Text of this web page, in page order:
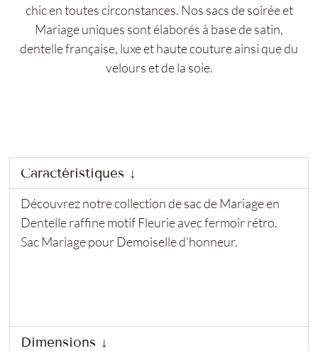
chic en toutes circonstances. Nos sacs de soirée et
Mariage uniques sont élaborés à base de satin,
dentelle française, luxe et haute couture ainsi que du
velours et de la soie.
Caractéristiques ↓
Découvrez notre collection de sac de Mariage en
Dentelle raffine motif Fleurie avec fermoir rétro.
Sac Mariage pour Demoiselle d’honneur.
Dimensions ↓